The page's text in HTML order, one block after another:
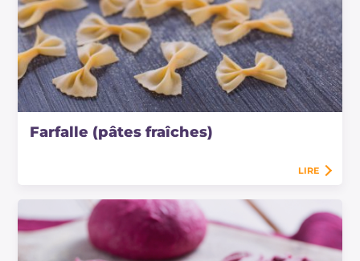
Farfalle (pâtes fraîches)
LIRE